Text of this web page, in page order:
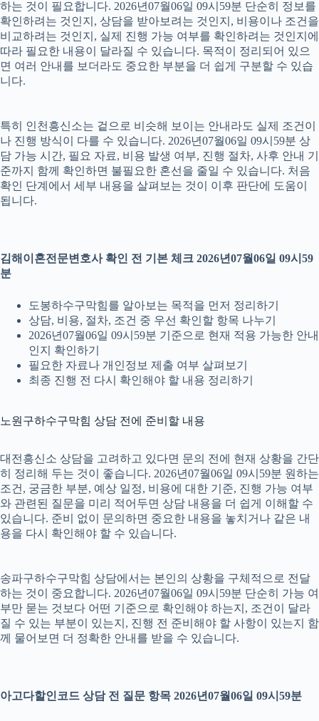
하는 것이 필요합니다. 2026년07월06일 09시59분 단순히 정보를
확인하려는 것인지, 상담을 받아보려는 것인지, 비용이나 조건을
비교하려는 것인지, 실제 진행 가능 여부를 확인하려는 것인지에
따라 필요한 내용이 달라질 수 있습니다. 목적이 정리되어 있으
면 여러 안내를 보더라도 중요한 부분을 더 쉽게 구분할 수 있습
니다.
특히 인천흥신소는 겉으로 비슷해 보이는 안내라도 실제 조건이
나 진행 방식이 다를 수 있습니다. 2026년07월06일 09시59분 상
담 가능 시간, 필요 자료, 비용 발생 여부, 진행 절차, 사후 안내 기
준까지 함께 확인하면 불필요한 혼선을 줄일 수 있습니다. 처음
확인 단계에서 세부 내용을 살펴보는 것이 이후 판단에 도움이
됩니다.
김해이혼전문변호사 확인 전 기본 체크 2026년07월06일 09시59
분
도봉하수구막힘를 알아보는 목적을 먼저 정리하기
상담, 비용, 절차, 조건 중 우선 확인할 항목 나누기
2026년07월06일 09시59분 기준으로 현재 적용 가능한 안내
인지 확인하기
필요한 자료나 개인정보 제출 여부 살펴보기
최종 진행 전 다시 확인해야 할 내용 정리하기
노원구하수구막힘 상담 전에 준비할 내용
대전흥신소 상담을 고려하고 있다면 문의 전에 현재 상황을 간단
히 정리해 두는 것이 좋습니다. 2026년07월06일 09시59분 원하는
조건, 궁금한 부분, 예상 일정, 비용에 대한 기준, 진행 가능 여부
와 관련된 질문을 미리 적어두면 상담 내용을 더 쉽게 이해할 수
있습니다. 준비 없이 문의하면 중요한 내용을 놓치거나 같은 내
용을 다시 확인해야 할 수 있습니다.
송파구하수구막힘 상담에서는 본인의 상황을 구체적으로 전달
하는 것이 중요합니다. 2026년07월06일 09시59분 단순히 가능 여
부만 묻는 것보다 어떤 기준으로 확인해야 하는지, 조건이 달라
질 수 있는 부분이 있는지, 진행 전 준비해야 할 사항이 있는지 함
께 물어보면 더 정확한 안내를 받을 수 있습니다.
아고다할인코드 상담 전 질문 항목 2026년07월06일 09시59분